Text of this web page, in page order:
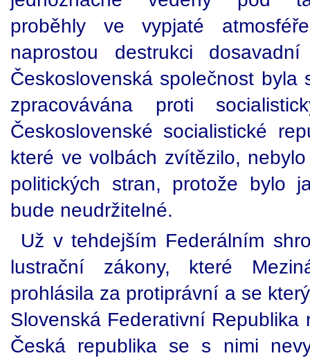
proběhly ve vypjaté
naprostou destrukci
Československá společnost byla
zpracovávána proti
Československé socialistické
které ve volbách zvítězilo,
politických stran, protože bylo
bude neudržitelné.
Už v tehdejším Federálním
lustrační zákony, které
prohlásila za protiprávní a se
Slovenská Federativní
Česká republika se s nimi